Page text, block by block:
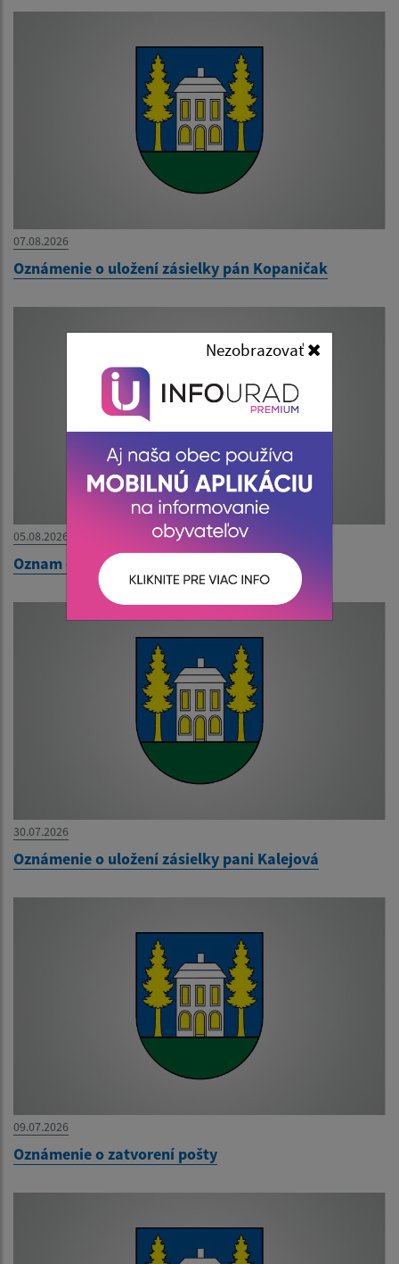
Nezobrazovať
07.08.2026
Oznámenie o uložení zásielky pán Kopaničak
05.08.2026
Oznam o uložení zásielky pán Tóth Marek
30.07.2026
Oznámenie o uložení zásielky pani Kalejová
09.07.2026
Oznámenie o zatvorení pošty